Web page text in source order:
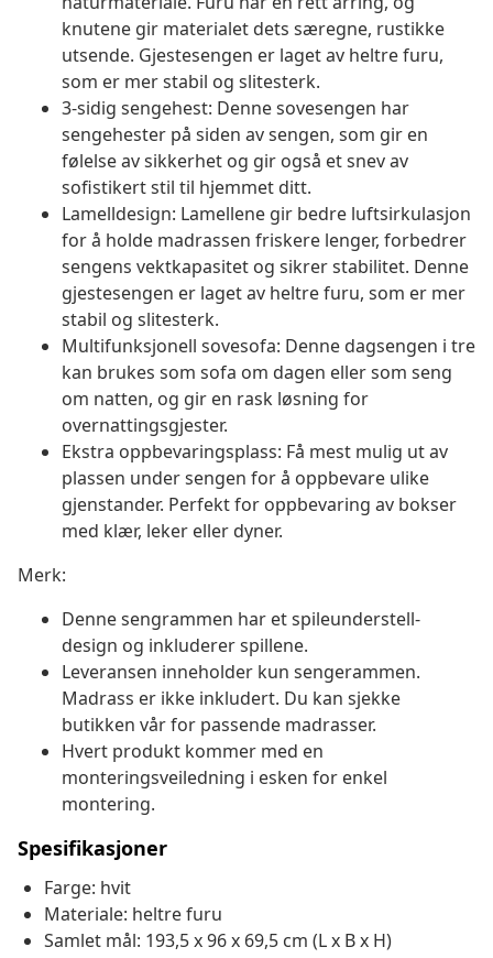
knutene gir materialet dets særegne, rustikke
utsende. Gjestesengen er laget av heltre furu,
som er mer stabil og slitesterk.
3-sidig sengehest: Denne sovesengen har
sengehester på siden av sengen, som gir en
følelse av sikkerhet og gir også et snev av
sofistikert stil til hjemmet ditt.
Lamelldesign: Lamellene gir bedre luftsirkulasjon
for å holde madrassen friskere lenger, forbedrer
sengens vektkapasitet og sikrer stabilitet. Denne
gjestesengen er laget av heltre furu, som er mer
stabil og slitesterk.
Multifunksjonell sovesofa: Denne dagsengen i tre
kan brukes som sofa om dagen eller som seng
om natten, og gir en rask løsning for
overnattingsgjester.
Ekstra oppbevaringsplass: Få mest mulig ut av
plassen under sengen for å oppbevare ulike
gjenstander. Perfekt for oppbevaring av bokser
med klær, leker eller dyner.
Merk:
Denne sengrammen har et spileunderstell-
design og inkluderer spillene.
Leveransen inneholder kun sengerammen.
Madrass er ikke inkludert. Du kan sjekke
butikken vår for passende madrasser.
Hvert produkt kommer med en
monteringsveiledning i esken for enkel
montering.
Spesifikasjoner
Farge: hvit
Materiale: heltre furu
Samlet mål: 193,5 x 96 x 69,5 cm (L x B x H)